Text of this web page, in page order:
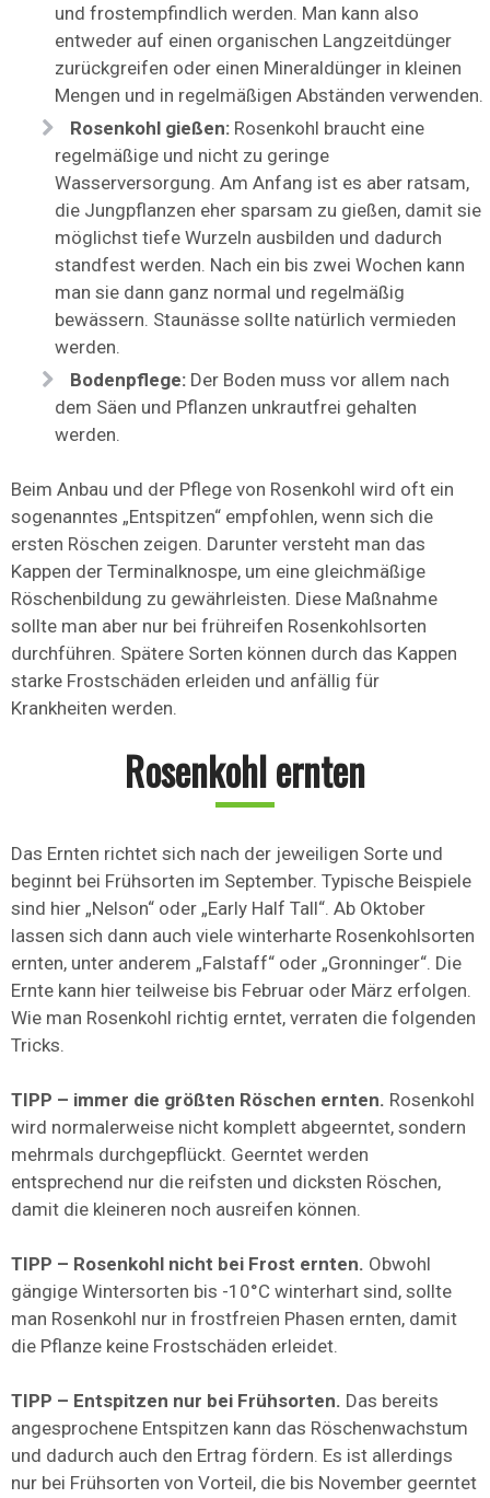
und frostempfindlich werden. Man kann also
entweder auf einen organischen Langzeitdünger
zurückgreifen oder einen Mineraldünger in kleinen
Mengen und in regelmäßigen Abständen verwenden.
Rosenkohl gießen: Rosenkohl braucht eine
regelmäßige und nicht zu geringe
Wasserversorgung. Am Anfang ist es aber ratsam,
die Jungpflanzen eher sparsam zu gießen, damit sie
möglichst tiefe Wurzeln ausbilden und dadurch
standfest werden. Nach ein bis zwei Wochen kann
man sie dann ganz normal und regelmäßig
bewässern. Staunässe sollte natürlich vermieden
werden.
Bodenpflege: Der Boden muss vor allem nach
dem Säen und Pflanzen unkrautfrei gehalten
werden.
Beim Anbau und der Pflege von Rosenkohl wird oft ein
sogenanntes „Entspitzen“ empfohlen, wenn sich die
ersten Röschen zeigen. Darunter versteht man das
Kappen der Terminalknospe, um eine gleichmäßige
Röschenbildung zu gewährleisten. Diese Maßnahme
sollte man aber nur bei frühreifen Rosenkohlsorten
durchführen. Spätere Sorten können durch das Kappen
starke Frostschäden erleiden und anfällig für
Krankheiten werden.
Rosenkohl ernten
Das Ernten richtet sich nach der jeweiligen Sorte und
beginnt bei Frühsorten im September. Typische Beispiele
sind hier „Nelson“ oder „Early Half Tall“. Ab Oktober
lassen sich dann auch viele winterharte Rosenkohlsorten
ernten, unter anderem „Falstaff“ oder „Gronninger“. Die
Ernte kann hier teilweise bis Februar oder März erfolgen.
Wie man Rosenkohl richtig erntet, verraten die folgenden
Tricks.
TIPP – immer die größten Röschen ernten. Rosenkohl
wird normalerweise nicht komplett abgeerntet, sondern
mehrmals durchgepflückt. Geerntet werden
entsprechend nur die reifsten und dicksten Röschen,
damit die kleineren noch ausreifen können.
TIPP – Rosenkohl nicht bei Frost ernten. Obwohl
gängige Wintersorten bis -10°C winterhart sind, sollte
man Rosenkohl nur in frostfreien Phasen ernten, damit
die Pflanze keine Frostschäden erleidet.
TIPP – Entspitzen nur bei Frühsorten. Das bereits
angesprochene Entspitzen kann das Röschenwachstum
und dadurch auch den Ertrag fördern. Es ist allerdings
nur bei Frühsorten von Vorteil, die bis November geerntet